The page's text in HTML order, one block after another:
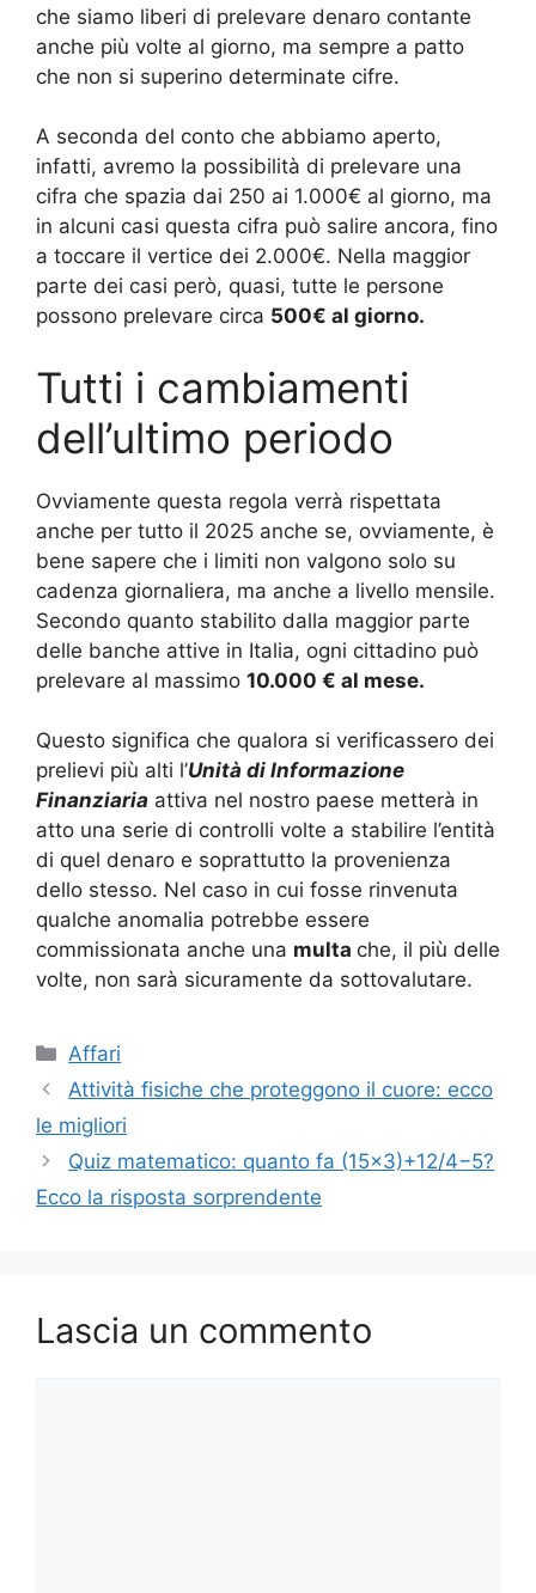
che siamo liberi di prelevare denaro contante
anche più volte al giorno, ma sempre a patto
che non si superino determinate cifre.
A seconda del conto che abbiamo aperto,
infatti, avremo la possibilità di prelevare una
cifra che spazia dai 250 ai 1.000€ al giorno, ma
in alcuni casi questa cifra può salire ancora, fino
a toccare il vertice dei 2.000€. Nella maggior
parte dei casi però, quasi, tutte le persone
possono prelevare circa 500€ al giorno.
Tutti i cambiamenti
dell’ultimo periodo
Ovviamente questa regola verrà rispettata
anche per tutto il 2025 anche se, ovviamente, è
bene sapere che i limiti non valgono solo su
cadenza giornaliera, ma anche a livello mensile.
Secondo quanto stabilito dalla maggior parte
delle banche attive in Italia, ogni cittadino può
prelevare al massimo 10.000 € al mese.
Questo significa che qualora si verificassero dei
prelievi più alti l’Unità di Informazione
Finanziaria attiva nel nostro paese metterà in
atto una serie di controlli volte a stabilire l’entità
di quel denaro e soprattutto la provenienza
dello stesso. Nel caso in cui fosse rinvenuta
qualche anomalia potrebbe essere
commissionata anche una multa che, il più delle
volte, non sarà sicuramente da sottovalutare.
Categorie
Affari
Attività fisiche che proteggono il cuore: ecco
le migliori
Quiz matematico: quanto fa (15×3)+12/4−5?
Ecco la risposta sorprendente
Lascia un commento